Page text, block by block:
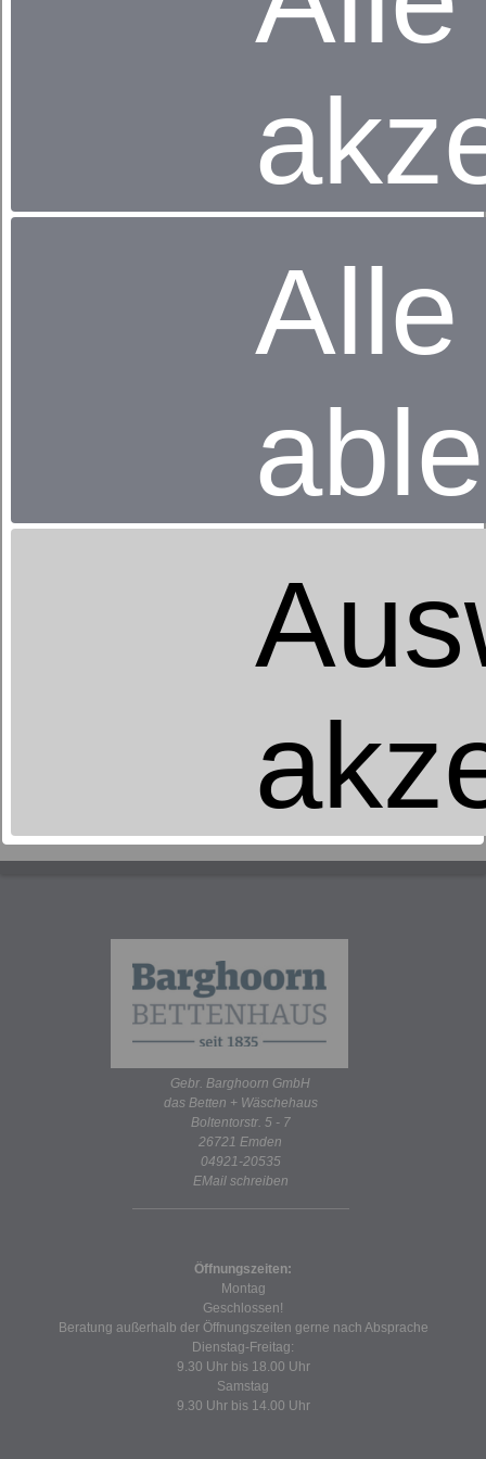
Zudem gibt der Mensch während einer Nacht -
bereits ohne zu schwitzen - ca. 250 ml bis 500 ml
Wärme und Feuchtigkeit – müssen durch die
Zudecke hindurch an die Umgebung (Schlafraum)
Wichtig ist, dass das Mikroklima in der Betthöhle
Gleichgewichtszustand wird als thermische
Neutralität oder Behaglichkeit bezeichnet.
Überwiegt die Wärmeabgabe an die Umgebung,
kommt es zu einem Wärmeverlust, der Körper kühlt
Wärmebildung im Körper, dann kommt es zu einem
Der Körper beginnt zu überwärmen und schwitzt, um
abzukühlen. Beides – Wärmeverlust und Wärmestau
bei der er weder friert noch überwärmt, bei etwa
Normalerweise aber liegen die
Umgebungstemperaturen im Freien, aber auch in
benötigt der Mensch eine zusätzliche Wärme-
Isolationsschicht: tagsüber wird diese Funktion von
der Bekleidung übernommen, nachts benötigt der
Gebr. Barghoorn GmbH
das Betten + Wäschehaus
Boltentorstr. 5 - 7
26721 Emden
04921-20535
EMail schreiben
Öffnungszeiten:
Montag
Geschlossen!
Beratung außerhalb der Öffnungszeiten gerne nach Absprache
Dienstag-Freitag:
9.30 Uhr bis 18.00 Uhr
Samstag
9.30 Uhr bis 14.00 Uhr
Alle